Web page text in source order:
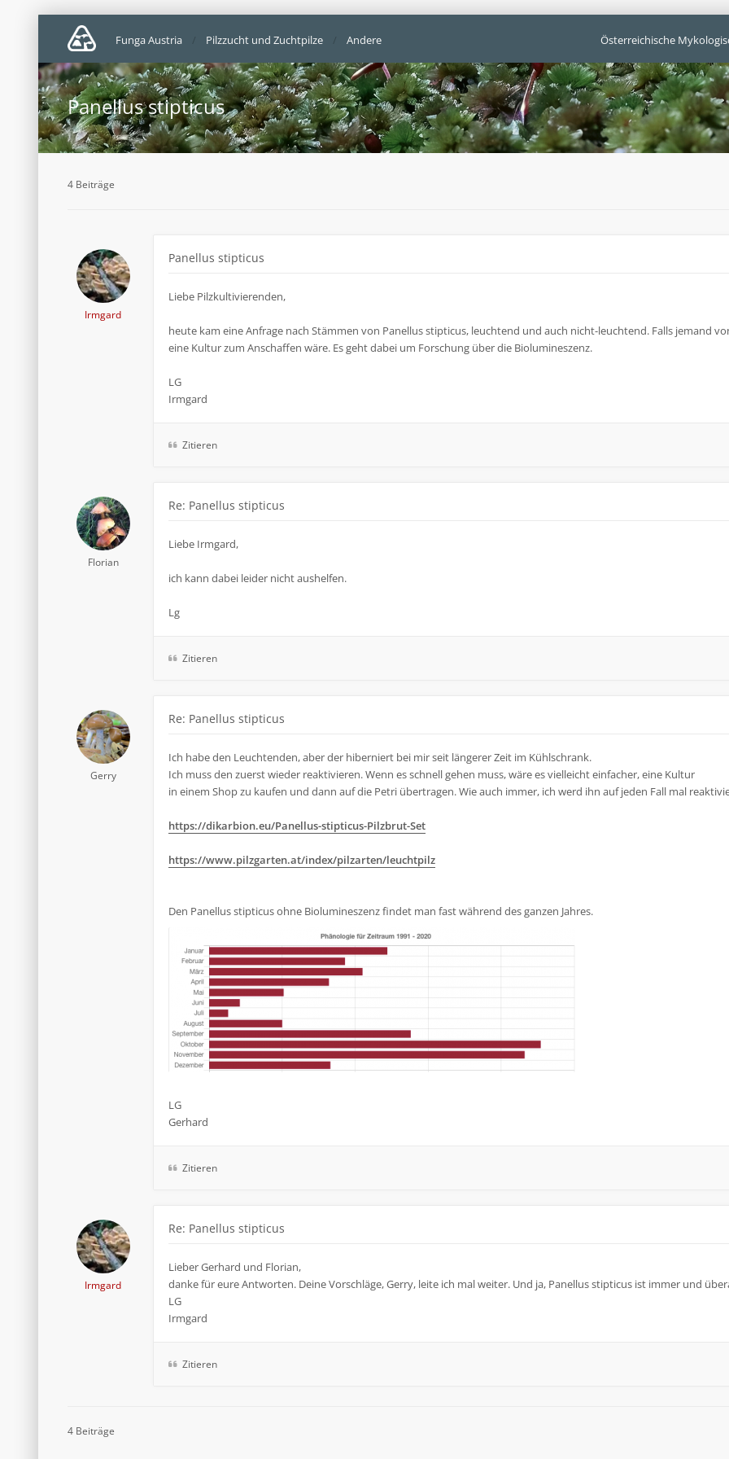
Österreichische
Funga Austria Pilzzucht und Zuchtpilze Andere
Panellus stipticus
4 Beiträge
Irmgard
Panellus stipticus
Liebe Pilzkultivierenden,
heute kam eine Anfrage nach Stämmen von Panellus stipticus, leuchtend und auch nicht-leuchtend. Falls jemand
eine Kultur zum Anschaffen wäre. Es geht dabei um Forschung über die Biolumineszenz.
LG
Irmgard
Zitieren
Florian
Re: Panellus stipticus
Liebe Irmgard,
ich kann dabei leider nicht aushelfen.
Lg
Zitieren
Gerry
Re: Panellus stipticus
Ich habe den Leuchtenden, aber der hiberniert bei mir seit längerer Zeit im Kühlschrank.
Ich muss den zuerst wieder reaktivieren. Wenn es schnell gehen muss, wäre es vielleicht einfacher, eine Kultur
in einem Shop zu kaufen und dann auf die Petri übertragen. Wie auch immer, ich werd ihn auf jeden Fall mal
https://dikarbion.eu/Panellus-stipticus-Pilzbrut-Set
https://www.pilzgarten.at/index/pilzarten/leuchtpilz
Den Panellus stipticus ohne Biolumineszenz findet man fast während des ganzen Jahres.
LG
Gerhard
Zitieren
Irmgard
Re: Panellus stipticus
Lieber Gerhard und Florian,
danke für eure Antworten. Deine Vorschläge, Gerry, leite ich mal weiter. Und ja, Panellus stipticus ist immer und
LG
Irmgard
Zitieren
4 Beiträge